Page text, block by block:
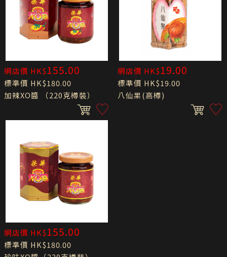
網店價 HK$155.00
標準價 HK$180.00
加辣XO醬 （220克樽裝）
網店價 HK$19.00
標準價 HK$19.00
八仙果(高樽)
網店價 HK$155.00
標準價 HK$180.00